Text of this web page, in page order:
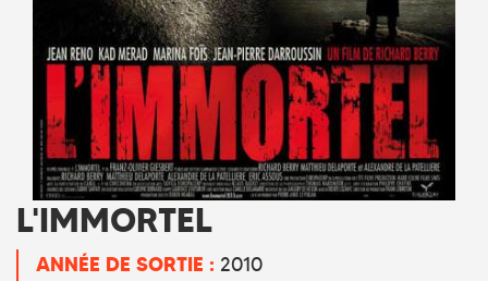
L'IMMORTEL
ANNÉE DE SORTIE : 2010